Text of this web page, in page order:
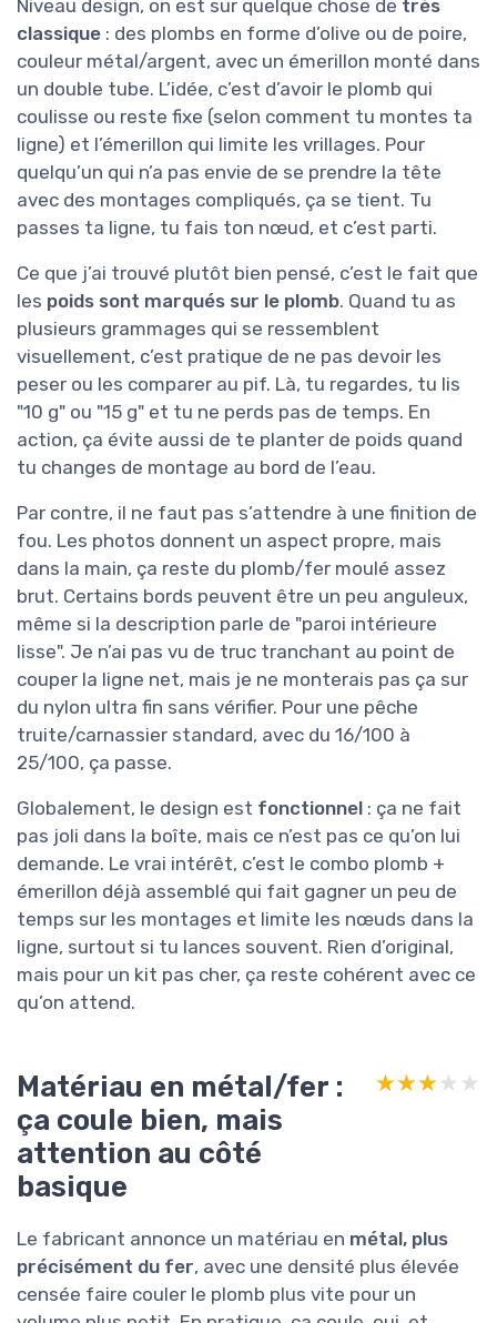
Niveau design, on est sur quelque chose de très
classique : des plombs en forme d’olive ou de poire,
couleur métal/argent, avec un émerillon monté dans
un double tube. L’idée, c’est d’avoir le plomb qui
coulisse ou reste fixe (selon comment tu montes ta
ligne) et l’émerillon qui limite les vrillages. Pour
quelqu’un qui n’a pas envie de se prendre la tête
avec des montages compliqués, ça se tient. Tu
passes ta ligne, tu fais ton nœud, et c’est parti.
Ce que j’ai trouvé plutôt bien pensé, c’est le fait que
les poids sont marqués sur le plomb. Quand tu as
plusieurs grammages qui se ressemblent
visuellement, c’est pratique de ne pas devoir les
peser ou les comparer au pif. Là, tu regardes, tu lis
"10 g" ou "15 g" et tu ne perds pas de temps. En
action, ça évite aussi de te planter de poids quand
tu changes de montage au bord de l’eau.
Par contre, il ne faut pas s’attendre à une finition de
fou. Les photos donnent un aspect propre, mais
dans la main, ça reste du plomb/fer moulé assez
brut. Certains bords peuvent être un peu anguleux,
même si la description parle de "paroi intérieure
lisse". Je n’ai pas vu de truc tranchant au point de
couper la ligne net, mais je ne monterais pas ça sur
du nylon ultra fin sans vérifier. Pour une pêche
truite/carnassier standard, avec du 16/100 à
25/100, ça passe.
Globalement, le design est fonctionnel : ça ne fait
pas joli dans la boîte, mais ce n’est pas ce qu’on lui
demande. Le vrai intérêt, c’est le combo plomb +
émerillon déjà assemblé qui fait gagner un peu de
temps sur les montages et limite les nœuds dans la
ligne, surtout si tu lances souvent. Rien d’original,
mais pour un kit pas cher, ça reste cohérent avec ce
qu’on attend.
Matériau en métal/fer :
ça coule bien, mais
attention au côté
basique
★★★★★
★★★★★
Le fabricant annonce un matériau en métal, plus
précisément du fer, avec une densité plus élevée
censée faire couler le plomb plus vite pour un